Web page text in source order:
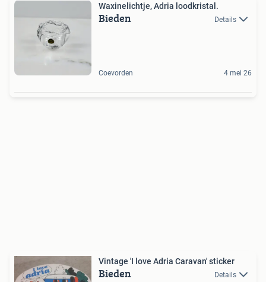
Waxinelichtje, Adria loodkristal.
Bieden Details
Coevorden 4 mei 26
Vintage 'I love Adria Caravan' sticker
Bieden Details